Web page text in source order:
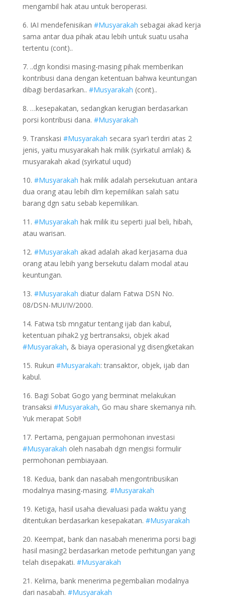
mengambil hak atau untuk beroperasi.
6. IAI mendefenisikan #Musyarakah sebagai akad kerja
sama antar dua pihak atau lebih untuk suatu usaha
tertentu (cont)..
7. ..dgn kondisi masing-masing pihak memberikan
kontribusi dana dengan ketentuan bahwa keuntungan
dibagi berdasarkan.. #Musyarakah (cont)..
8. …kesepakatan, sedangkan kerugian berdasarkan
porsi kontribusi dana. #Musyarakah
9. Transkasi #Musyarakah secara syar’i terdiri atas 2
jenis, yaitu musyarakah hak milik (syirkatul amlak) &
musyarakah akad (syirkatul uqud)
10. #Musyarakah hak milik adalah persekutuan antara
dua orang atau lebih dlm kepemilikan salah satu
barang dgn satu sebab kepemilikan.
11. #Musyarakah hak milik itu seperti jual beli, hibah,
atau warisan.
12. #Musyarakah akad adalah akad kerjasama dua
orang atau lebih yang bersekutu dalam modal atau
keuntungan.
13. #Musyarakah diatur dalam Fatwa DSN No.
08/DSN-MUI/IV/2000.
14. Fatwa tsb mngatur tentang ijab dan kabul,
ketentuan pihak2 yg bertransaksi, objek akad
#Musyarakah, & biaya operasional yg disengketakan
15. Rukun #Musyarakah: transaktor, objek, ijab dan
kabul.
16. Bagi Sobat Gogo yang berminat melakukan
transaksi #Musyarakah, Go mau share skemanya nih.
Yuk merapat Sob!!
17. Pertama, pengajuan permohonan investasi
#Musyarakah oleh nasabah dgn mengisi formulir
permohonan pembiayaan.
18. Kedua, bank dan nasabah mengontribusikan
modalnya masing-masing. #Musyarakah
19. Ketiga, hasil usaha dievaluasi pada waktu yang
ditentukan berdasarkan kesepakatan. #Musyarakah
20. Keempat, bank dan nasabah menerima porsi bagi
hasil masing2 berdasarkan metode perhitungan yang
telah disepakati. #Musyarakah
21. Kelima, bank menerima pegembalian modalnya
dari nasabah. #Musyarakah